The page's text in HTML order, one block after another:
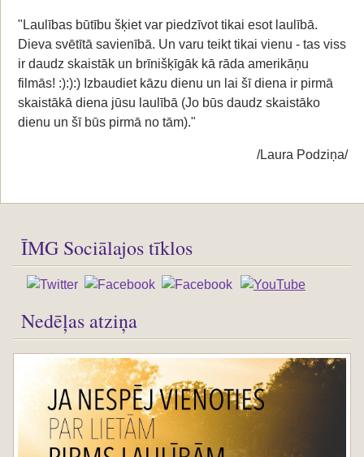
"Laulības būtību šķiet var piedzīvot tikai esot laulībā.
Dieva svētītā savienībā. Un varu teikt tikai vienu - tas viss
ir daudz skaistāk un brīnišķīgāk kā rāda amerikāņu
filmās! :):):) Izbaudiet kāzu dienu un lai šī diena ir pirmā
skaistākā diena jūsu laulībā (Jo būs daudz skaistāko
dienu un šī būs pirmā no tām)."
/Laura Podziņa/
ĪMG Sociālajos tīklos
Nedēļas atziņa